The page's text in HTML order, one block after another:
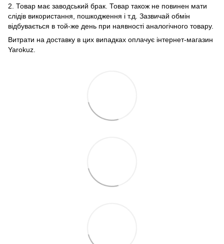
2. Товар має заводський брак. Товар також не повинен мати
слідів використання, пошкодження і т.д. Зазвичай обмін
відбувається в той-же день при наявності аналогічного товару.
Витрати на доставку в цих випадках оплачує інтернет-магазин
Yarokuz.